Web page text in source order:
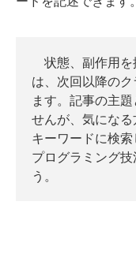
状態、副作用を
は、次回以降の
ます。記事の主
せんが、気にな
キーワードに検
プログラミング
う。